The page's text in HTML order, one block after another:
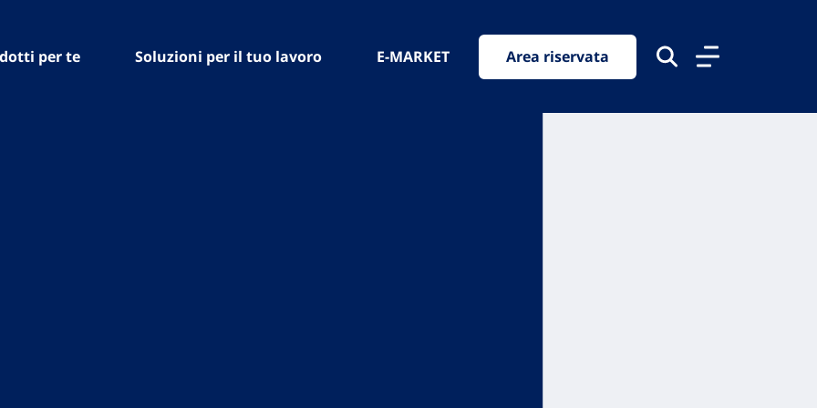
per te Soluzioni per il tuo lavoro E-MARKET Area riservata